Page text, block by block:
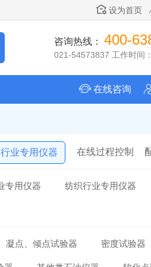
设为首页
咨询热线： 400-
021-54573837 工作时间
在线咨询
行业专用仪器 在线过程控制
专用仪器 纺织行业专用仪器
凝点、倾点试验器 密度试验器